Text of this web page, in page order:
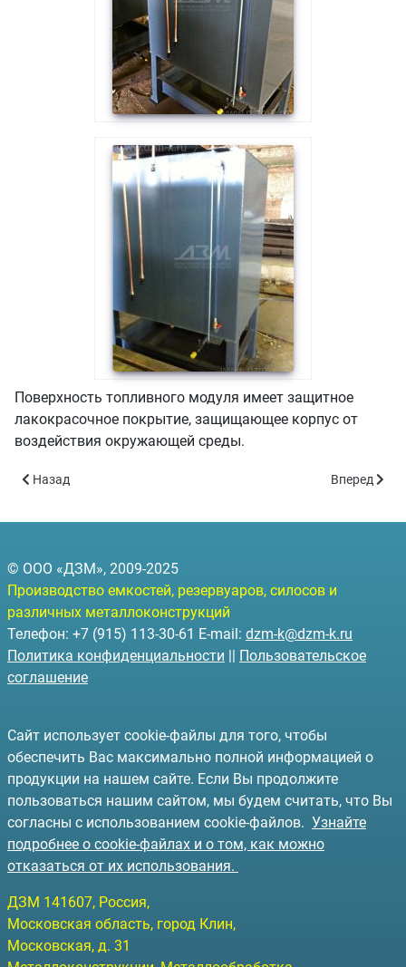
Поверхность топливного модуля имеет защитное
лакокрасочное покрытие, защищающее корпус от
воздействия окружающей среды.
Предыдущий: Московские АЗС подняли цены на бензин
Назад Следующий:
Вперед
© ООО «ДЗМ», 2009-2025
Производство емкостей, резервуаров, силосов и
различных металлоконструкций
Телефон: +7 (915) 113-30-61 E-mail: dzm-k@dzm-k.ru
Политика конфиденциальности || Пользовательское
соглашение
Сайт использует cookie-файлы для того, чтобы
обеспечить Вас максимально полной информацией о
продукции на нашем сайте. Если Вы продолжите
пользоваться нашим сайтом, мы будем считать, что Вы
согласны с использованием cookie-файлов. Узнайте
подробнее о cookie-файлах и о том, как можно
отказаться от их использования.
ДЗМ 141607, Россия,
Московская область, город Клин,
Московская, д. 31